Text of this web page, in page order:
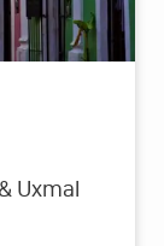
Uxmal